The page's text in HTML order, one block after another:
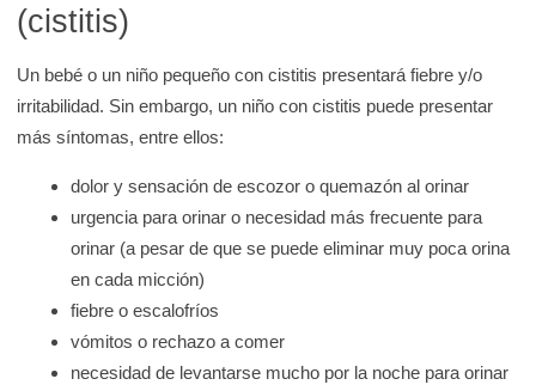
(cistitis)
Un bebé o un niño pequeño con cistitis presentará fiebre y/o
irritabilidad. Sin embargo, un niño con cistitis puede presentar
más síntomas, entre ellos:
dolor y sensación de escozor o quemazón al orinar
urgencia para orinar o necesidad más frecuente para
orinar (a pesar de que se puede eliminar muy poca orina
en cada micción)
fiebre o escalofríos
vómitos o rechazo a comer
necesidad de levantarse mucho por la noche para orinar